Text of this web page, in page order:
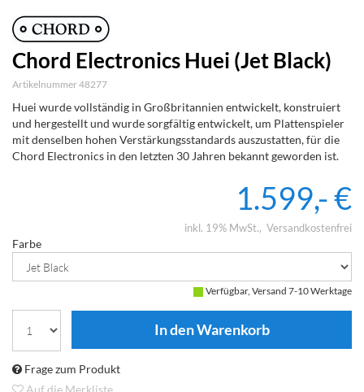
Chord Electronics Huei (Jet Black)
Artikelnummer 48277
Huei wurde vollständig in Großbritannien entwickelt, konstruiert
und hergestellt und wurde sorgfältig entwickelt, um Plattenspieler
mit denselben hohen Verstärkungsstandards auszustatten, für die
Chord Electronics in den letzten 30 Jahren bekannt geworden ist.
1.599,- €
inkl. 19% MwSt. Versandkostenfrei
Farbe
Verfügbar, Versand 7-10 Werktage
Frage zum Produkt